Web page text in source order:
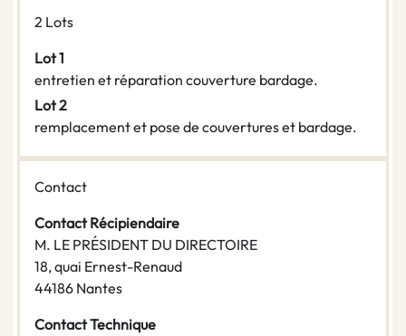
2 Lots
Lot 1
entretien et réparation couverture bardage.
Lot 2
remplacement et pose de couvertures et bardage.
Contact
Contact Récipiendaire
M. LE PRÉSIDENT DU DIRECTOIRE
18, quai Ernest-Renaud
44186 Nantes
Contact Technique